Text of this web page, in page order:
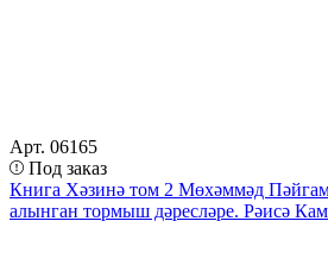
Арт. 06165
Под заказ
Книга Хәзинә том 2 Мөхәммәд
алынган тормыш дәресләре. Рәисә